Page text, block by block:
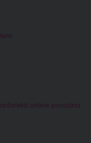
online poradna